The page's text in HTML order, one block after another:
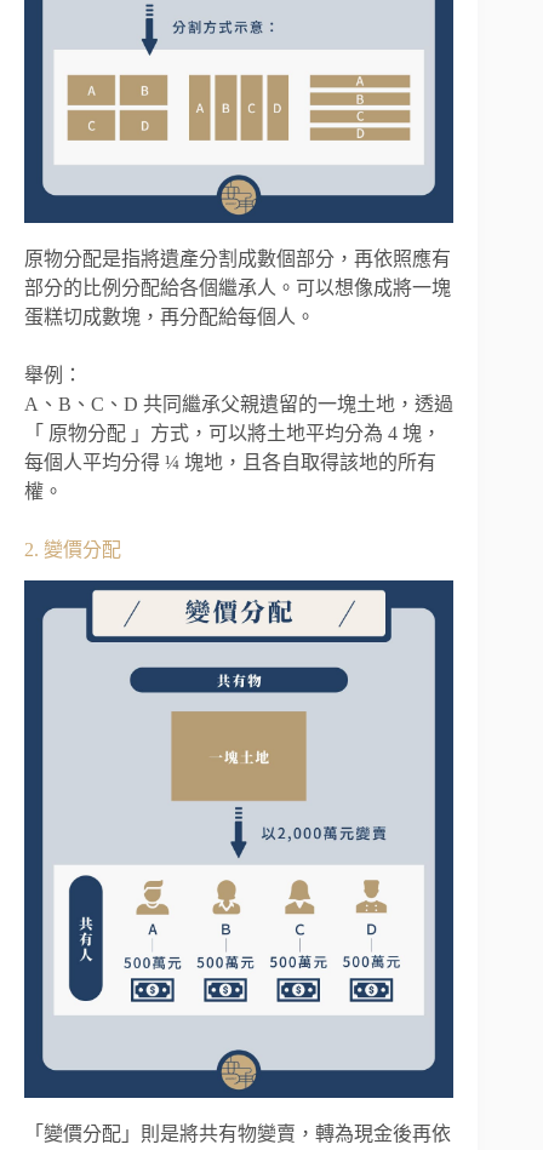
原物分配是指將遺產分割成數個部分，再依照應有
部分的比例分配給各個繼承人。可以想像成將一塊
蛋糕切成數塊，再分配給每個人。
舉例：
A、B、C、D 共同繼承父親遺留的一塊土地，透過
「 原物分配 」方式，可以將土地平均分為 4 塊，
每個人平均分得 ¼ 塊地，且各自取得該地的所有
權。
2. 變價分配
「變價分配」則是將共有物變賣，轉為現金後再依